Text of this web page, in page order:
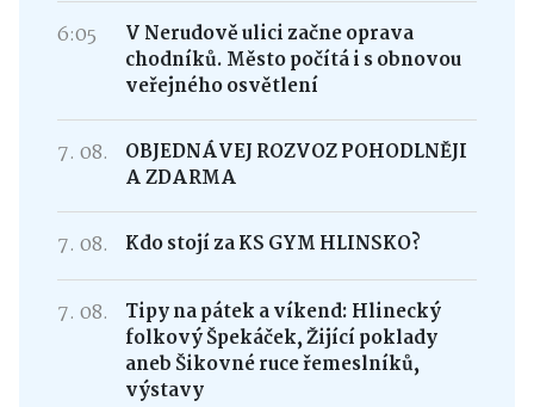
6:05
V Nerudově ulici začne oprava
chodníků. Město počítá i s obnovou
veřejného osvětlení
7. 08.
OBJEDNÁVEJ ROZVOZ POHODLNĚJI
A ZDARMA
7. 08. Kdo stojí za KS GYM HLINSKO?
7. 08.
Tipy na pátek a víkend: Hlinecký
folkový Špekáček, Žijící poklady
aneb Šikovné ruce řemeslníků,
výstavy